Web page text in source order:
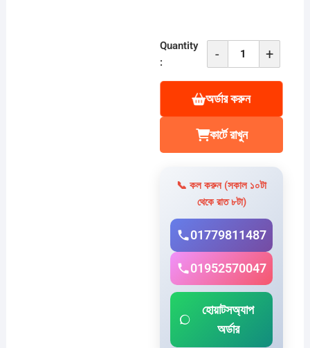
Quantity
:
-
Denim
+
কার্টে রাখুন
অর্ডার করুন
📞 কল করুন (সকাল ১০টা
থেকে রাত ৮টা)
01779811487
01952570047
হোয়াটসঅ্যাপ
অর্ডার